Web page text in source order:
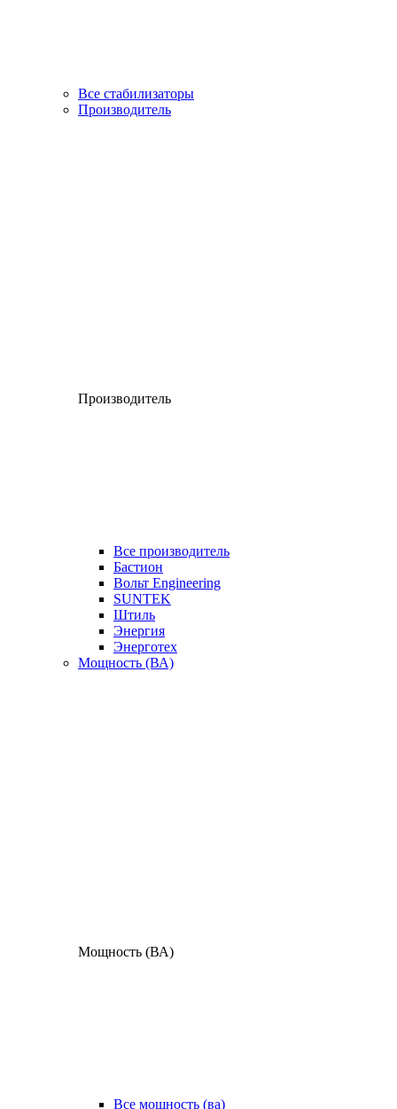
Все стабилизаторы
Производитель
Производитель
Все производитель
Бастион
Вольт Engineering
SUNTEK
Штиль
Энергия
Энерготех
Мощность (ВА)
Мощность (ВА)
Все мощность (ва)